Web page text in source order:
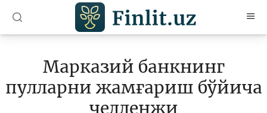
Мақолалар
Ўқув қўлланмалар
Марказий банкнинг
пулларни жамғариш бўйича
челленжи